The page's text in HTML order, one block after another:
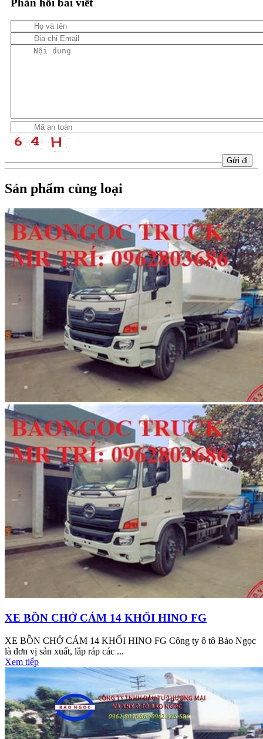
Sản phẩm cùng loại
XE BỒN CHỞ CÁM 14 KHỐI HINO FG
XE BỒN CHỞ CÁM 14 KHỐI HINO FG Công ty ô tô Bảo Ngọc
là đơn vị sản xuất, lắp ráp các ...
Xem tiếp